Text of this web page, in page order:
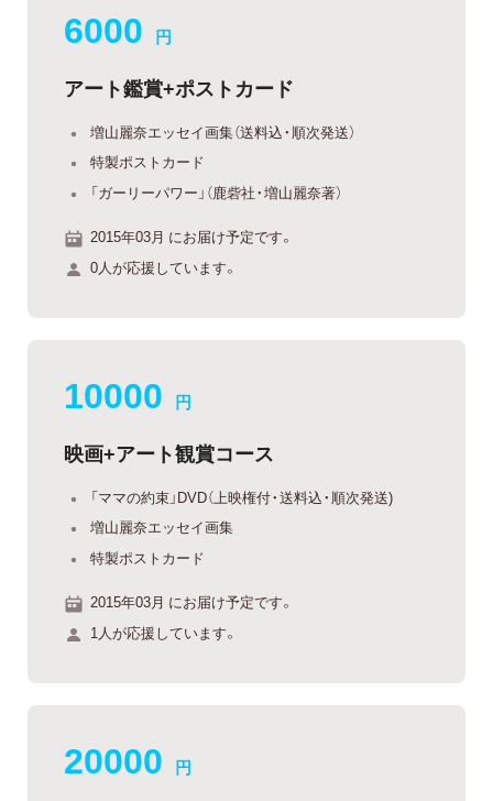
6000 円
アート鑑賞+ポストカード
増山麗奈エッセイ画集（送料込・順次発送）
特製ポストカード
「ガーリーパワー」（鹿砦社・増山麗奈著）
2015年03月 にお届け予定です。
0人が応援しています。
10000 円
映画+アート観賞コース
「ママの約束」DVD（上映権付・送料込・順次発送)
増山麗奈エッセイ画集
特製ポストカード
2015年03月 にお届け予定です。
1人が応援しています。
20000 円